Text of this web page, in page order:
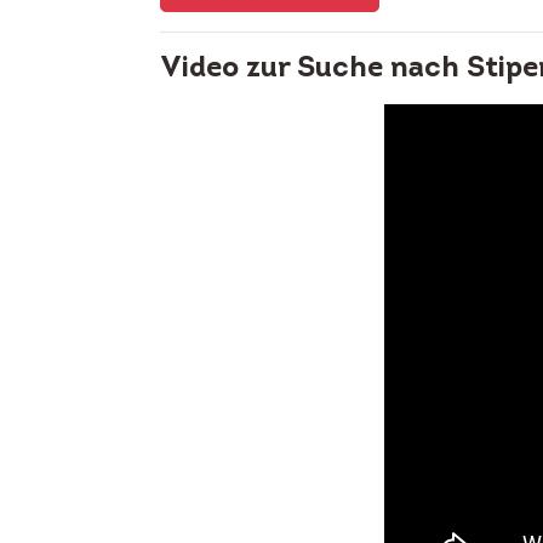
Video zur Suche nach